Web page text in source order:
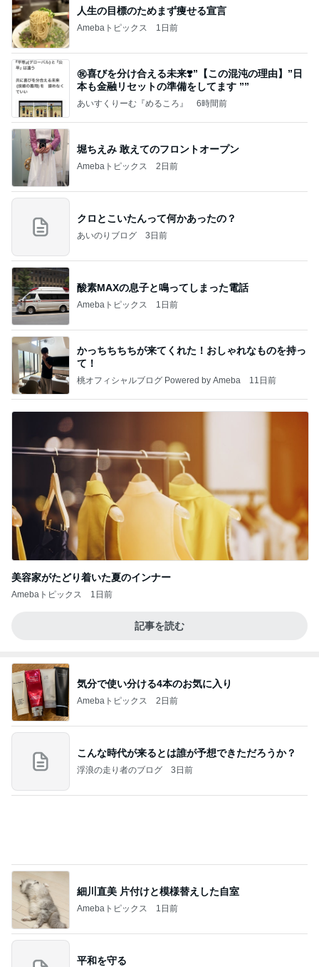
人生の目標のためまず痩せる宣言
Amebaトピックス 1日前
㊗️喜びを分け合える未来❣️”【この混沌の理由】”⽇
本も⾦融リセットの準備をしてます ””
あいすくりーむ『めるころ』 6時間前
堀ちえみ 敢えてのフロントオープン
Amebaトピックス 2日前
クロとこいたんって何かあったの？
あいのりブログ 3日前
酸素MAXの息子と鳴ってしまった電話
Amebaトピックス 1日前
かっちちちちが来てくれた！おしゃれなものを持っ
て！
桃オフィシャルブログ Powered by Ameba 11日前
美容家がたどり着いた夏のインナー
Amebaトピックス 1日前
記事を読む
気分で使い分ける4本のお気に入り
Amebaトピックス 2日前
こんな時代が来るとは誰が予想できただろうか？
浮浪の走り者のブログ 3日前
平和を守る
ブルーサファイア 4日前
微熱が続き再受診しない夫の行動